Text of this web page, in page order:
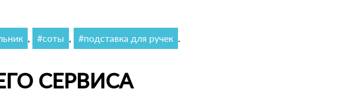
, #соты , #подставка для ручек .
СЕРВИСА